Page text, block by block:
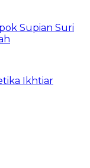
Supian Suri
Ikhtiar